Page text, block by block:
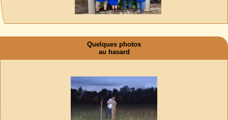
Quelques photos
au hasard